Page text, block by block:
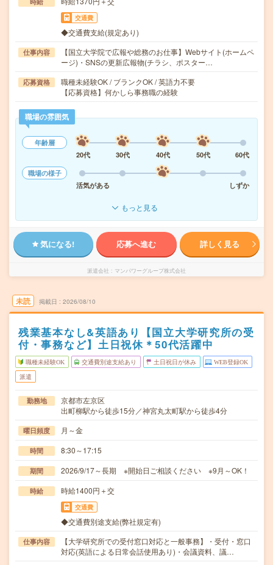
交通費
◆交通費支給(規定あり)
仕事内容
【国立大学院で広報や総務のお仕事】Webサイト(ホームペ
ージ)・SNSの更新広報物(チラシ、ポスター…
応募資格
職種未経験OK / ブランクOK / 英語力不要
【応募資格】何かしら事務職の経験
職場の雰囲気
年齢層
20代
30代 40代 50代
60代
職場の様子
活気がある
しずか
もっと見る
気になる! 応募へ進む 詳しく見る
派遣会社 マンパワーグループ株式会社
未読 掲載日 2026/08/10
残業基本なし&英語あり【国立大学研究所の受
付・事務など】土日祝休＊50代活躍中
職種未経験OK 交通費別途支給あり 土日祝日が休み WEB登録OK
派遣
勤務地
京都市左京区
出町柳駅から徒歩15分／神宮丸太町駅から徒歩4分
曜日頻度 月～金
時間 8:30～17:15
期間 2026/9/17～長期 ※開始日ご相談ください ※9月～OK！
時給 時給1400円＋交
交通費
◆交通費別途支給(弊社規定有)
仕事内容
【大学研究所での受付窓口対応と一般事務】・受付・窓口
対応(英語による日常会話使用あり)・会議資料、議…